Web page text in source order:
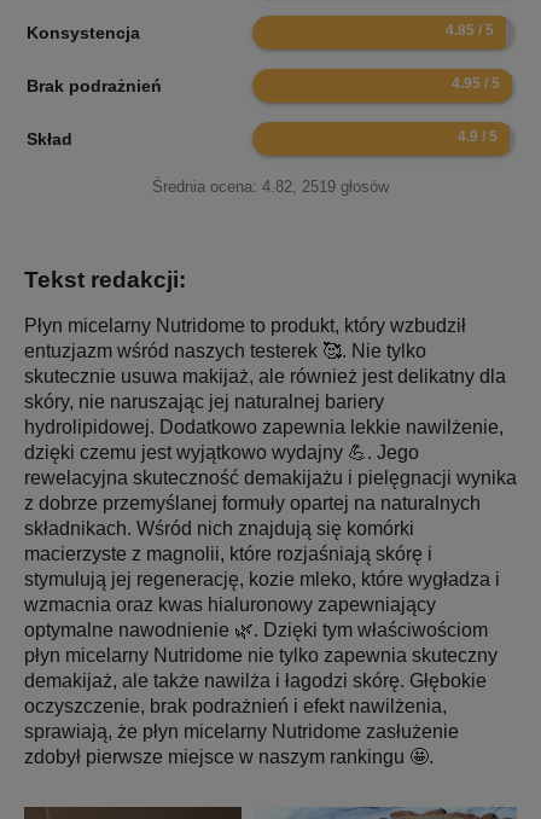
Konsystencja 9.7
Brak podrażnień 9.9
Skład 9.8
Średnia ocena: 4.82, 2519 głosów
Tekst redakcji:
Płyn micelarny Nutridome to produkt, który wzbudził
entuzjazm wśród naszych testerek 🥰. Nie tylko
skutecznie usuwa makijaż, ale również jest delikatny dla
skóry, nie naruszając jej naturalnej bariery
hydrolipidowej. Dodatkowo zapewnia lekkie nawilżenie,
dzięki czemu jest wyjątkowo wydajny 💪. Jego
rewelacyjna skuteczność demakijażu i pielęgnacji wynika
z dobrze przemyślanej formuły opartej na naturalnych
składnikach. Wśród nich znajdują się komórki
macierzyste z magnolii, które rozjaśniają skórę i
stymulują jej regenerację, kozie mleko, które wygładza i
wzmacnia oraz kwas hialuronowy zapewniający
optymalne nawodnienie 🌿. Dzięki tym właściwościom
płyn micelarny Nutridome nie tylko zapewnia skuteczny
demakijaż, ale także nawilża i łagodzi skórę. Głębokie
oczyszczenie, brak podrażnień i efekt nawilżenia,
sprawiają, że płyn micelarny Nutridome zasłużenie
zdobył pierwsze miejsce w naszym rankingu 🤩.